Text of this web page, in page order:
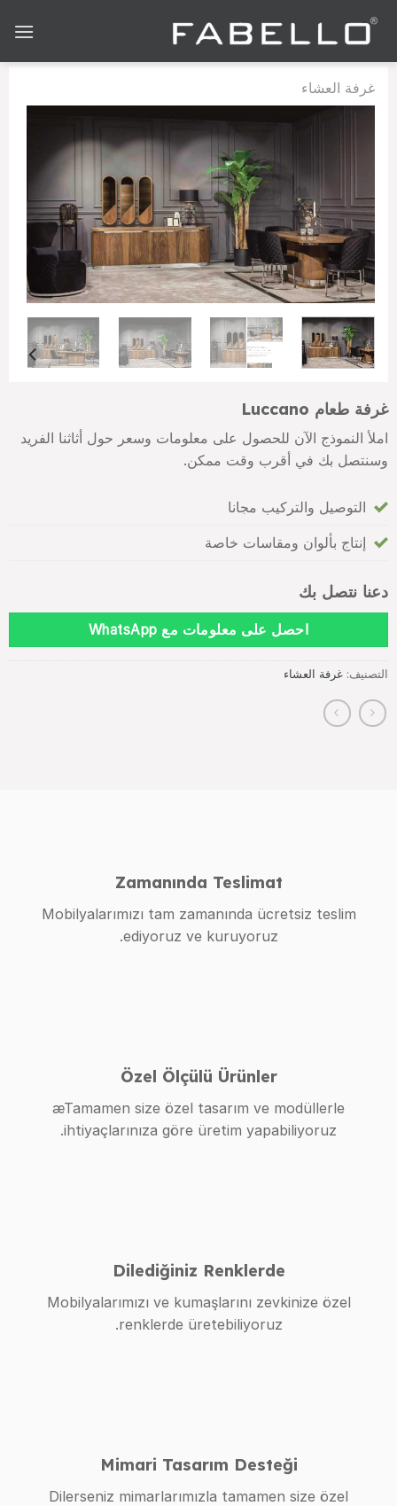
غرفة العشاء
غرفة طعام Luccano
املأ النموذج الآن للحصول على معلومات وسعر حول أثاثنا الفريد
وسنتصل بك في أقرب وقت ممكن.
التوصيل والتركيب مجانا
إنتاج بألوان ومقاسات خاصة
دعنا نتصل بك
احصل على معلومات مع WhatsApp
التصنيف: غرفة العشاء
Zamanında Teslimat
Mobilyalarımızı tam zamanında ücretsiz teslim
ediyoruz ve kuruyoruz.
Özel Ölçülü Ürünler
æTamamen size özel tasarım ve modüllerle
ihtiyaçlarınıza göre üretim yapabiliyoruz.
Dilediğiniz Renklerde
Mobilyalarımızı ve kumaşlarını zevkinize özel
renklerde üretebiliyoruz.
Mimari Tasarım Desteği
Dilerseniz mimarlarımızla tamamen size özel